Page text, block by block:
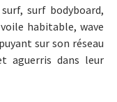
surf bodyboard,
habitable, wave
sur son réseau
aguerris dans leur